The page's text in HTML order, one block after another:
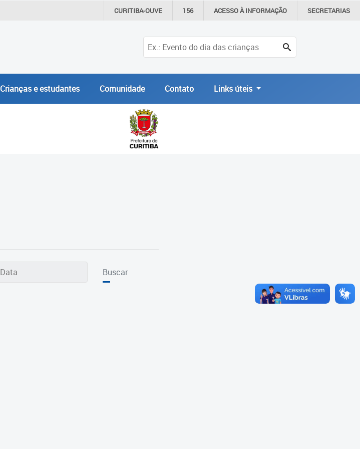
CURITIBA-OUVE 156 ACESSO ÀINFORMAÇÃO SECRETARIAS
Crianças e estudantes Comunidade Contato Links úteis
Buscar